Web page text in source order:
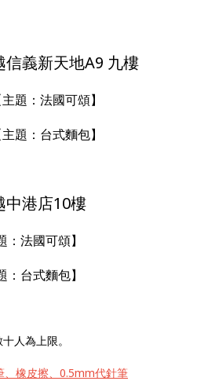
義新天地A9 九樓
題：法國可頌】
題：台式麵包】
中港店10樓
：法國可頌】
：台式麵包】
人為上限。
、橡皮擦、0.5mm代針筆